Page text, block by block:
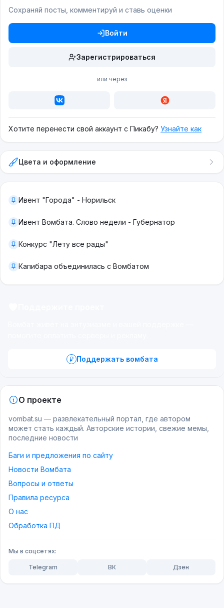
Сохраняй посты, комментируй и ставь оценки
Войти
Зарегистрироваться
или через
Хотите перенести свой аккаунт с Пикабу? Узнайте как
Цвета и оформление
Ивент "Города" - Норильск
Ивент Вомбата. Слово недели - Губернатор
Конкурс "Лету все рады"
Капибара объединилась с Вомбатом
Поддержать вомбата
О проекте
vombat.su — развлекательный портал, где автором
может стать каждый. Авторские истории, свежие мемы,
последние новости
Баги и предложения по сайту
Новости Вомбата
Вопросы и ответы
Правила ресурса
О нас
Обработка ПД
Мы в соцсетях:
Telegram ВК Дзен